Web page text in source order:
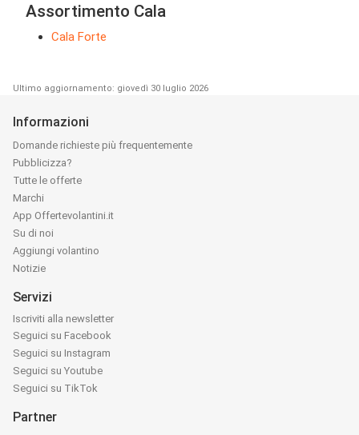
Assortimento Cala
Cala Forte
Ultimo aggiornamento: giovedì 30 luglio 2026
Informazioni
Domande richieste più frequentemente
Pubblicizza?
Tutte le offerte
Marchi
App Offertevolantini.it
Su di noi
Aggiungi volantino
Notizie
Servizi
Iscriviti alla newsletter
Seguici su Facebook
Seguici su Instagram
Seguici su Youtube
Seguici su TikTok
Partner